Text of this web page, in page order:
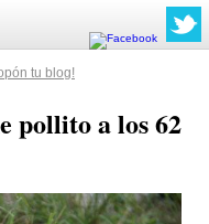
tu blog!
pollito a los 62